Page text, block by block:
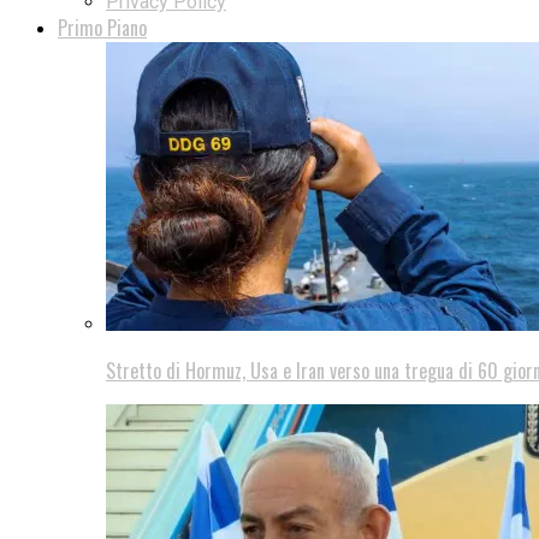
Primo Piano
Stretto di Hormuz, Usa e Iran verso una tregua di 60